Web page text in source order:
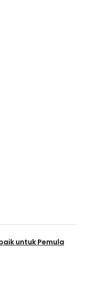
untuk Pemula